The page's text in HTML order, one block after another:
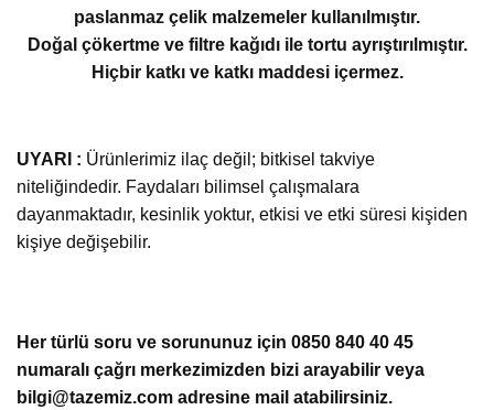
paslanmaz çelik malzemeler kullanılmıştır.
Doğal çökertme ve filtre kağıdı ile tortu ayrıştırılmıştır.
Hiçbir katkı ve katkı maddesi içermez.
UYARI : Ürünlerimiz ilaç değil; bitkisel takviye
niteliğindedir. Faydaları bilimsel çalışmalara
dayanmaktadır, kesinlik yoktur, etkisi ve etki süresi kişiden
kişiye değişebilir.
Her türlü soru ve sorununuz için 0850 840 40 45
numaralı çağrı merkezimizden bizi arayabilir veya
bilgi@tazemiz.com adresine mail atabilirsiniz.